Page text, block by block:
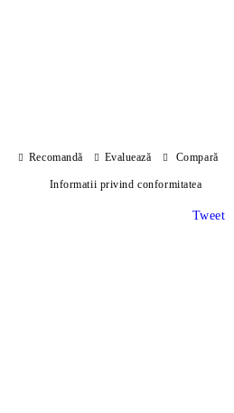
Recomandă Evaluează Compară
Informatii privind conformitatea
Tweet